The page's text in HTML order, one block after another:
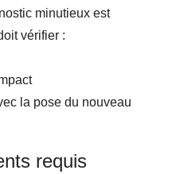
minutieux est
vérifier :
la pose du nouveau
requis